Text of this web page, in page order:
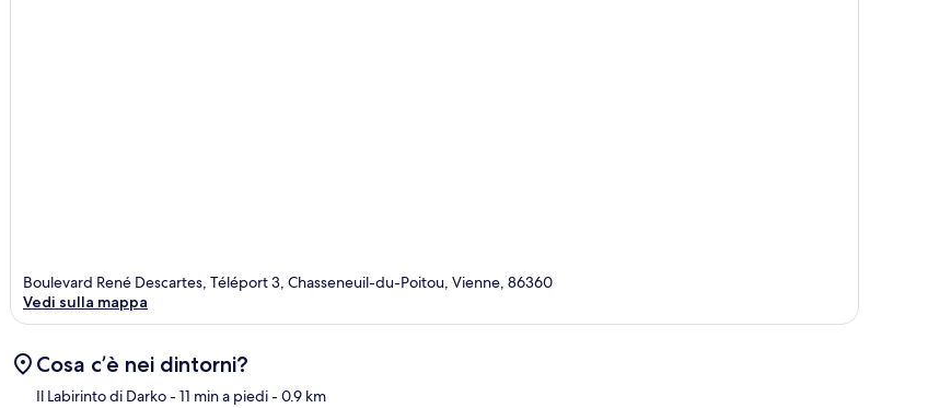
Boulevard René Descartes, Téléport 3, Chasseneuil-du-Poitou, Vienne, 86360
Vedi sulla mappa
Cosa c’è nei dintorni?
Il Labirinto di Darko- 11 min a piedi- 0.9 km